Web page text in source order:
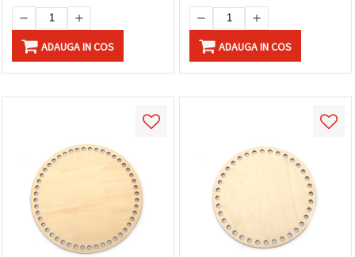
ADAUGA IN COS ADAUGA IN COS